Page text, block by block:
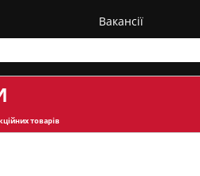
Вакансії
товарів